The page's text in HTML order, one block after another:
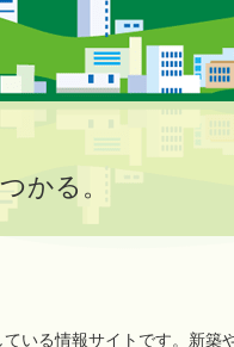
かる。
いる情報サイトです。新築